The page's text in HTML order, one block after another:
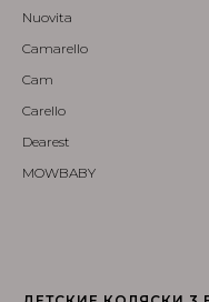
Nuovita
Camarello
Cam
Carello
Dearest
MOWBABY